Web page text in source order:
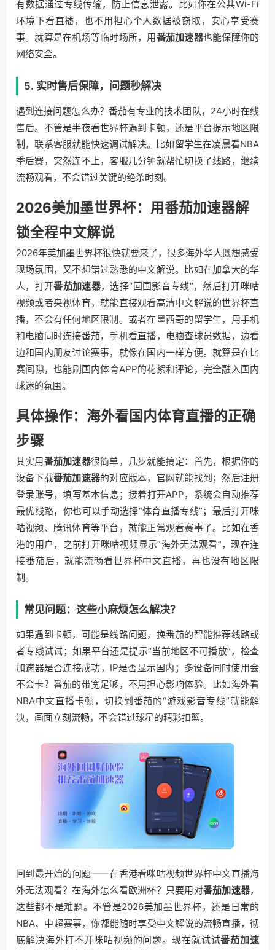
有数据通过专线传输，防止信息泄露。比如你在公共Wi-Fi
环境下看直播，也不用担心个人数据被窃取，安心享受赛
事。就算是在机场等临时场所，用番茄加速器也能保障你的
网络安全。
5. 实时售后保障，问题秒解决
遇到连接问题怎么办？番茄有专业的技术团队，24小时在线
售后。不管是半夜看世界杯遇到卡顿，还是平台提示地区限
制，联系客服就能快速调试解决。比如留学生在凌晨看NBA
季后赛，突然连不上，客服几分钟就帮忙切换了线路，继续
流畅观看，不会错过关键的绝杀时刻。
2026美加墨世界杯：用番茄加速器解
锁全程中文解说
2026年美加墨世界杯很快就要来了，很多海外华人既想感受
现场氛围，又不想错过熟悉的中文解说。比如在加拿大的华
人，打开番茄加速器，选择“回国影音专线”，然后打开咪咕
视频或者央视体育，就能直接观看高清中文解说的世界杯直
播，不会有任何地区限制。或者在墨西哥的留学生，用手机
和电脑同时连接番茄，手机看直播，电脑查球员数据，边看
边和国内朋友讨论赛事，就像在国内一样方便。就算是在比
赛间隙，也能刷国内体育APP的花絮和评论，完全融入国内
球迷的氛围。
具体操作：海外看国内体育直播的正确
步骤
其实用番茄加速器很简单，几步就能搞定：首先，根据你的
设备下载番茄加速器的对应版本，官网就能找到；然后注册
登录账号，填写基本信息；接着打开APP，系统会自动推荐
最优线路，你也可以手动选择“体育直播专线”；最后打开咪
咕视频、腾讯体育等平台，就能正常观看赛事了。比如在香
港的用户，之前打开咪咕视频显示“海外无法观看”，现在连
接番茄后，就能流畅看世界杯中文直播，再也没有地区限
制。
常见问题：这些小麻烦怎么解决？
如果遇到卡顿，可能是线路问题，换番茄的智能推荐线路或
者专线试试；如果平台还是提示“当前地区不可播放”，检查
加速器是否连接成功，IP是否显示国内；多设备同时使用会
不会卡？番茄的带宽足够，不用担心影响体验。比如海外看
NBA中文直播卡顿，切换到番茄的“游戏影音专线”就能解
决，画面立刻流畅，不会错过球星的精彩扣篮。
回到最开始的问题——在香港看咪咕视频世界杯中文直播海
外无法观看？在海外怎么看欧洲杯？只要用对番茄加速器，
这些都不是难题。不管是2026美加墨世界杯，还是日常的
NBA、中超赛事，你都能随时享受中文解说的流畅直播，彻
底解决海外打不开咪咕视频的问题。现在就试试番茄加速